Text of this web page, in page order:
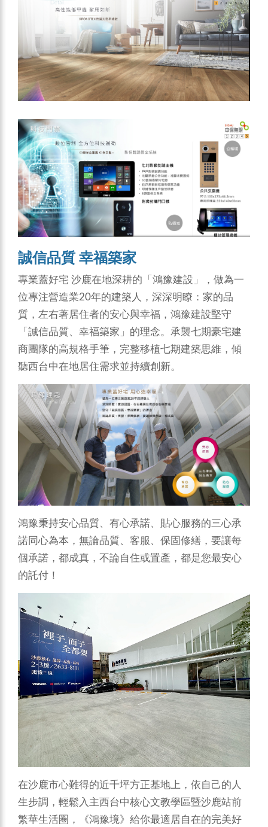
誠信品質 幸福築家
專業蓋好宅 沙鹿在地深耕的「鴻豫建設」，做為一
位專注營造業20年的建築人，深深明瞭：家的品
質，左右著居住者的安心與幸福，鴻豫建設堅守
「誠信品質、幸福築家」的理念。承襲七期豪宅建
商團隊的高規格手筆，完整移植七期建築思維，傾
聽西台中在地居住需求並持續創新。
鴻豫秉持安心品質、有心承諾、貼心服務的三心承
諾同心為本，無論品質、客服、保固修繕，要讓每
個承諾，都成真，不論自住或置產，都是您最安心
的託付！
在沙鹿市心難得的近千坪方正基地上，依自己的人
生步調，輕鬆入主西台中核心文教學區暨沙鹿站前
繁華生活圈，《鴻豫境》給你最適居自在的完美好